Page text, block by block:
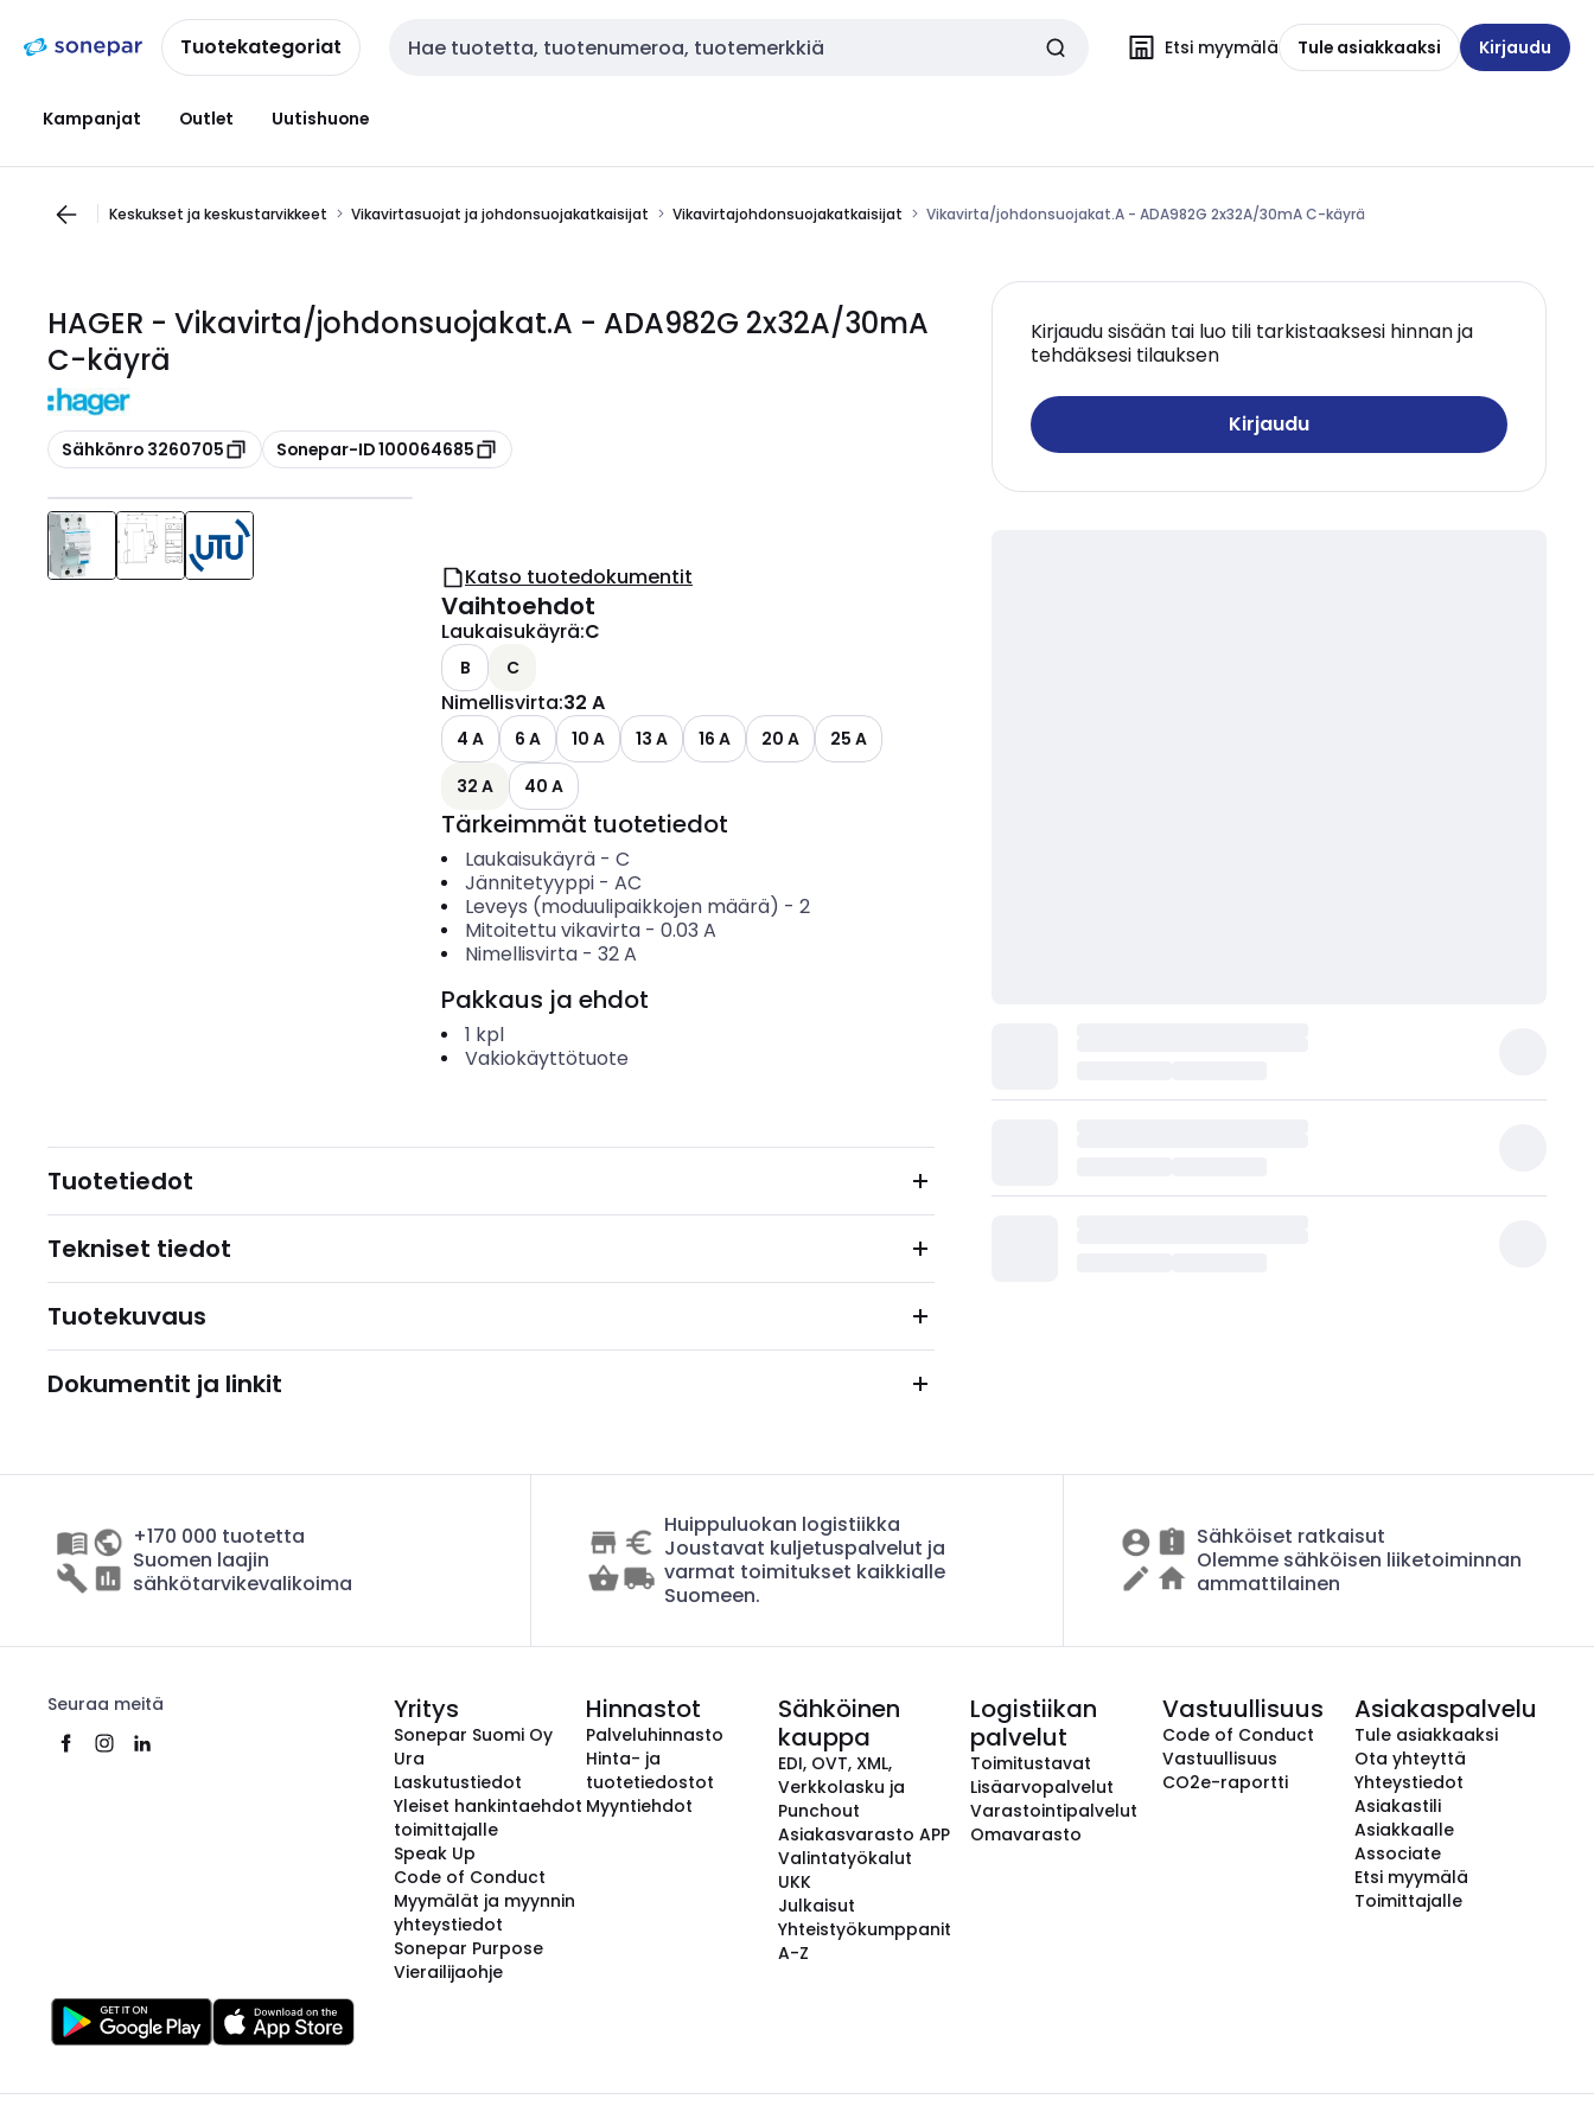
navigointiinsisältöönTuotekategoriat Haku Etsi myymälä Tule asiakkaaksi Kirjaudu
Kampanjat Outlet Uutishuone
Keskukset ja keskustarvikkeet Vikavirtasuojat ja johdonsuojakatkaisijat Vikavirtajohdonsuojakatkaisijat Vikavirta/johdonsuojakat.A - ADA982G 2x32A/30mA C-käyrä
HAGER - Vikavirta/johdonsuojakat.A - ADA982G 2x32A/30mA
C-käyrä
Kopioi
Sähkönro 3260705 Kopioi
Sonepar-ID 100064685
Kirjaudu sisään tai luo tili tarkistaaksesi hinnan ja
tehdäksesi tilauksen
Kirjaudu
Katso tuotedokumentit
Vaihtoehdot
Laukaisukäyrä:C
B C
Nimellisvirta:32 A
4 A 6 A 10 A 13 A 16 A 20 A
25 A
32 A
40 A
Tärkeimmät tuotetiedot
Laukaisukäyrä- C
Jännitetyyppi- AC
Leveys (moduulipaikkojen määrä) - 2
Mitoitettu vikavirta- 0.03 A
Nimellisvirta- 32A
Pakkaus ja ehdot
1 kpl
Vakiokäyttötuote
Tuotetiedot
Tekniset tiedot
Tuotekuvaus
Dokumentit ja linkit
+170 000 tuotetta
Suomen laajin
sähkötarvikevalikoima
Huippuluokan logistiikka
Joustavat kuljetuspalvelut ja
varmat toimitukset kaikkialle
Suomeen.
Sähköiset ratkaisut
Olemme sähköisen liiketoiminnan
ammattilainen
Seuraa meitä Yritys
Sonepar Suomi Oy
Ura
Laskutustiedot
Yleiset hankintaehdot
toimittajalle
Speak Up
Code of Conduct
Myymälät ja myynnin
yhteystiedot
Sonepar Purpose
Vierailijaohje
Hinnastot
Palveluhinnasto
Hinta- ja
tuotetiedostot
Myyntiehdot
Sähköinen
kauppa
EDI, OVT, XML,
Verkkolasku ja
Punchout
Asiakasvarasto APP
Valintatyökalut
UKK
Julkaisut
Yhteistyökumppanit
A-Z
Logistiikan
palvelut
Toimitustavat
Lisäarvopalvelut
Varastointipalvelut
Omavarasto
Vastuullisuus
Code of Conduct
Vastuullisuus
CO2e-raportti
Asiakaspalvelu
Tule asiakkaaksi
Ota yhteyttä
Yhteystiedot
Asiakastili
Asiakkaalle
Associate
Etsi myymälä
Toimittajalle